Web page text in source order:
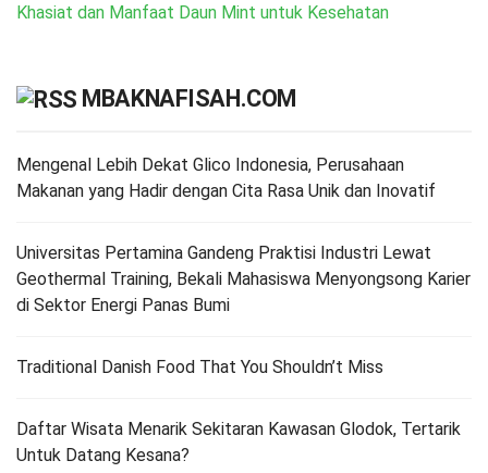
Khasiat dan Manfaat Daun Mint untuk Kesehatan
MBAKNAFISAH.COM
Mengenal Lebih Dekat Glico Indonesia, Perusahaan
Makanan yang Hadir dengan Cita Rasa Unik dan Inovatif
Universitas Pertamina Gandeng Praktisi Industri Lewat
Geothermal Training, Bekali Mahasiswa Menyongsong Karier
di Sektor Energi Panas Bumi
Traditional Danish Food That You Shouldn’t Miss
Daftar Wisata Menarik Sekitaran Kawasan Glodok, Tertarik
Untuk Datang Kesana?